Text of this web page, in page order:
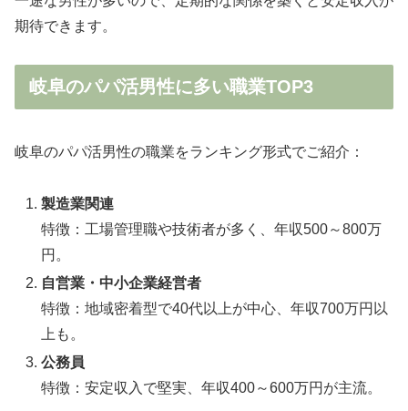
期待できます。
岐阜のパパ活男性に多い職業TOP3
岐阜のパパ活男性の職業をランキング形式でご紹介：
製造業関連
特徴：工場管理職や技術者が多く、年収500～800万
円。
自営業・中小企業経営者
特徴：地域密着型で40代以上が中心、年収700万円以
上も。
公務員
特徴：安定収入で堅実、年収400～600万円が主流。